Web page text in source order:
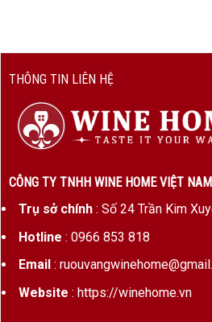
lượng
Montrachet – Vùng Đất Của
Thượng
Montrachet nằm giữa hai
Montrachet và Chassagne-
tên khiến bất kỳ tín đồ
kính nể.
THÔNG TIN LIÊN HỆ
CÔNG TY TNHH WINE HOME VIỆT NAM
Trụ sở chính: Số 24 Trần Kim
Hotline : 0966 853 818
Email :
Website : https://winehome.vn